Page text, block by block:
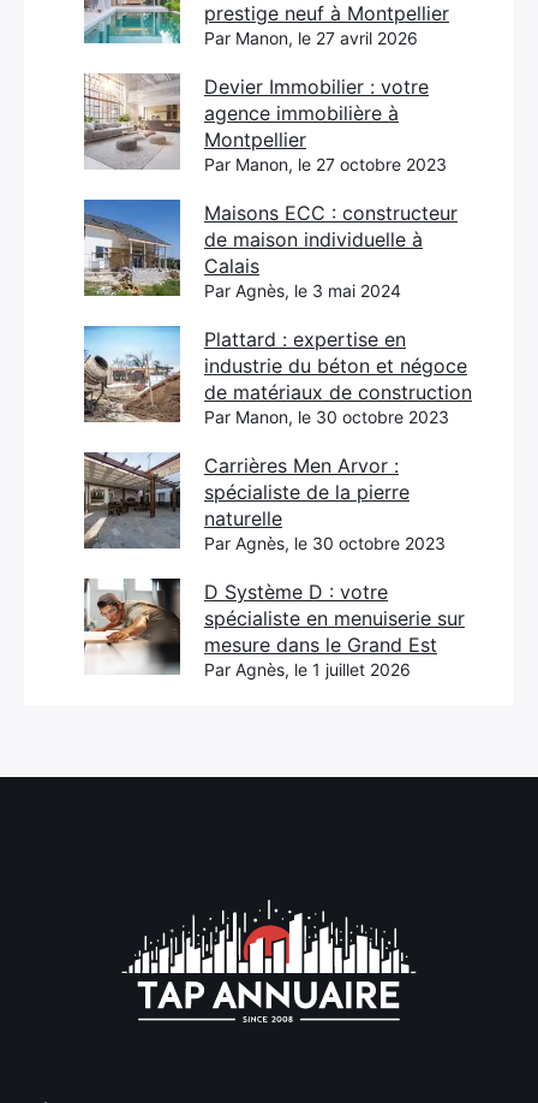
prestige neuf à Montpellier
Par Manon, le 27 avril 2026
Devier Immobilier : votre
agence immobilière à
Montpellier
Par Manon, le 27 octobre 2023
Maisons ECC : constructeur
de maison individuelle à
Calais
Par Agnès, le 3 mai 2024
Plattard : expertise en
industrie du béton et négoce
de matériaux de construction
Par Manon, le 30 octobre 2023
Carrières Men Arvor :
spécialiste de la pierre
naturelle
Par Agnès, le 30 octobre 2023
D Système D : votre
spécialiste en menuiserie sur
mesure dans le Grand Est
Par Agnès, le 1 juillet 2026